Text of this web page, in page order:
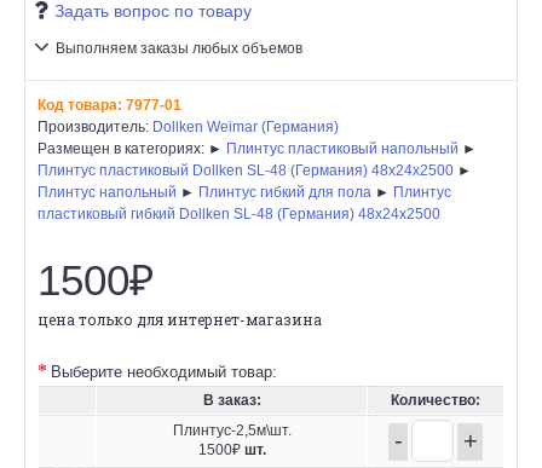
Задать вопрос по товару
Выполняем заказы любых объемов
Код товара: 7977-01
Производитель: Dollken Weimar (Германия)
Размещен в категориях: ► Плинтус пластиковый напольный ►
Плинтус пластиковый Dollken SL-48 (Германия) 48x24x2500 ►
Плинтус напольный ► Плинтус гибкий для пола ► Плинтус
пластиковый гибкий Dollken SL-48 (Германия) 48x24x2500
1500₽
цена только для интернет-магазина
Выберите необходимый товар:
В заказ:
Количество:
Плинтус-2,5м\шт.
1500₽ шт. - +